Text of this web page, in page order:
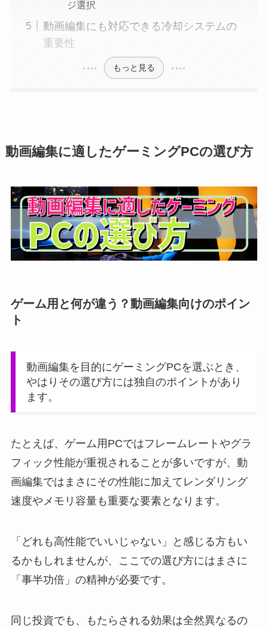
ジ選択
動画編集にも対応できる冷却システムの
重要性
もっと見る
動画編集に適したゲーミングPCの選び方
ゲーム用と何が違う？動画編集向けのポイン
ト
動画編集を目的にゲーミングPCを選ぶとき、
やはりその選び方には独自のポイントがあり
ます。
たとえば、ゲーム用PCではフレームレートやグラ
フィック性能が重視されることが多いですが、動
画編集ではまさにその性能に加えてレンダリング
速度やメモリ容量も重要な要素となります。
「どれも高性能でいいじゃない」と感じる方もい
るかもしれませんが、ここでの選び方にはまさに
「事半功倍」の精神が必要です。
同じ投資でも、もたらされる効果は全然異なるの